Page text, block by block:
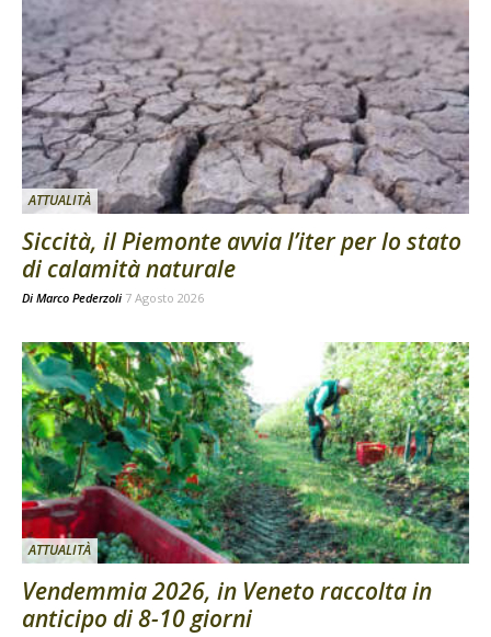
ATTUALITÀ
Siccità, il Piemonte avvia l’iter per lo stato
di calamità naturale
Di Marco Pederzoli 7 Agosto 2026
ATTUALITÀ
Vendemmia 2026, in Veneto raccolta in
anticipo di 8-10 giorni